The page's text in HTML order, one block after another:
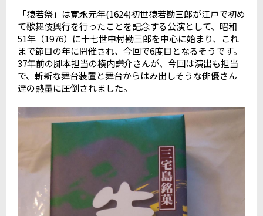
「猿若祭」は寛永元年(1624)初世猿若勘三郎が江戸で初め
て歌舞伎興行を行ったことを記念する公演として、昭和
51年（1976）に十七世中村勘三郎を中心に始まり、これ
まで節目の年に開催され、今回で6度目となるそうです。
37年前の脚本担当の横内謙介さんが、今回は演出も担当
で、斬新な舞台装置と舞台からはみ出しそうな俳優さん
達の熱量に圧倒されました。